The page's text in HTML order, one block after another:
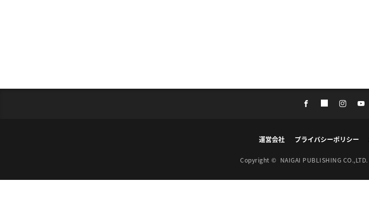
運営会社 プライバシーポリシー
Copyright © NAIGAI PUBLISHING CO.,LTD.